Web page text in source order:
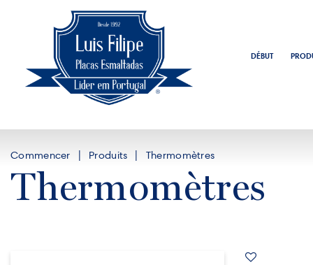
DÉBUT
Commencer Produits Thermomètres
Thermomètres